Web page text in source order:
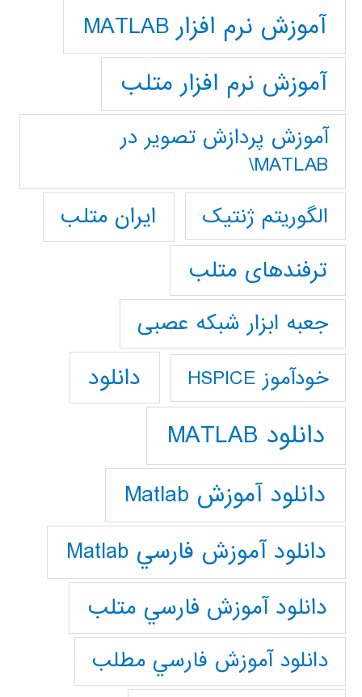
آموزش نرم افزار MATLAB
آموزش نرم افزار متلب
آموزش پردازش تصوير در
MATLAB\
الگوریتم ژنتیک
ایران متلب
ترفندهای متلب
جعبه ابزار شبکه عصبی
خودآموز HSPICE دانلود
دانلود MATLAB
دانلود آموزش Matlab
دانلود آموزش فارسي Matlab
دانلود آموزش فارسي متلب
دانلود آموزش فارسي مطلب